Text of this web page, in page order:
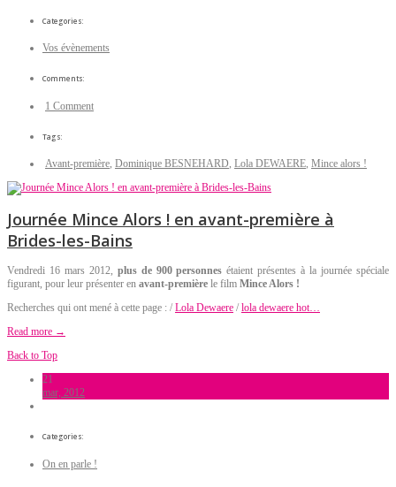
Categories:
Vos évènements
Comments:
1 Comment
Tags:
Avant-première, Dominique BESNEHARD, Lola DEWAERE, Mince alors !
Journée Mince Alors ! en avant-première à
Brides-les-Bains
Vendredi 16 mars 2012, plus de 900 personnes étaient présentes à la journée spéciale
figurant, pour leur présenter en avant-première le film Mince Alors !
Recherches qui ont mené à cette page : / Lola Dewaere / lola dewaere hot…
Read more →
Back to Top
21
mar, 2012
Categories:
On en parle !